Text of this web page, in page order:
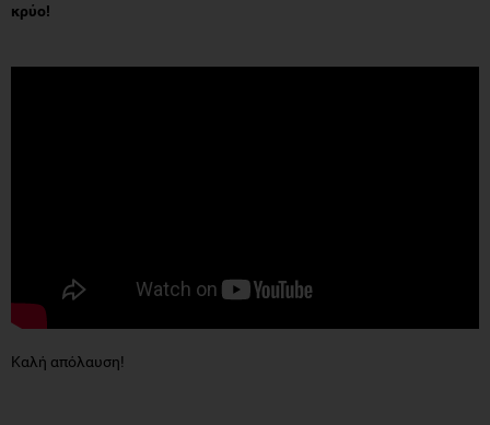
κρύο!
Καλή απόλαυση!